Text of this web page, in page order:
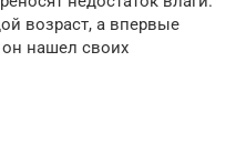
возраст, а впервые
он нашел своих